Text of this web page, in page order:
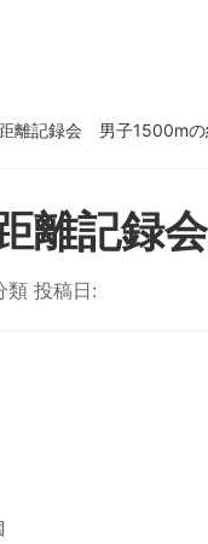
離記録会 男子1500mの
離記録
類 投稿日: